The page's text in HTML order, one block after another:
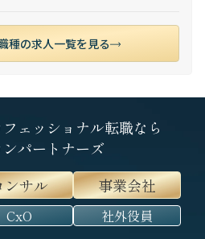
種の求人一覧を見る
ェッショナル転職なら
パートナーズ
ンサル 事業会社
CxO 社外役員